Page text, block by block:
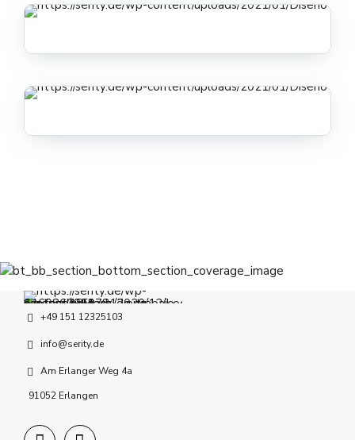
+49 151 12325103
info@serity.de
Am Erlanger Weg 4a
91052 Erlangen